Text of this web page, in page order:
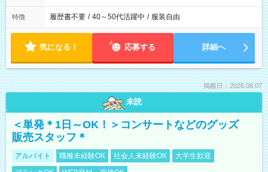
特徴 履歴書不要 / 40～50代活躍中 / 服装自由
気になる！ 応募する 詳細へ
掲載日：2026.08.07
未読
＜単発＊1日～OK！＞コンサートなどのグッズ
販売スタッフ＊
アルバイト 職種未経験OK 社会人未経験OK
大学生歓迎